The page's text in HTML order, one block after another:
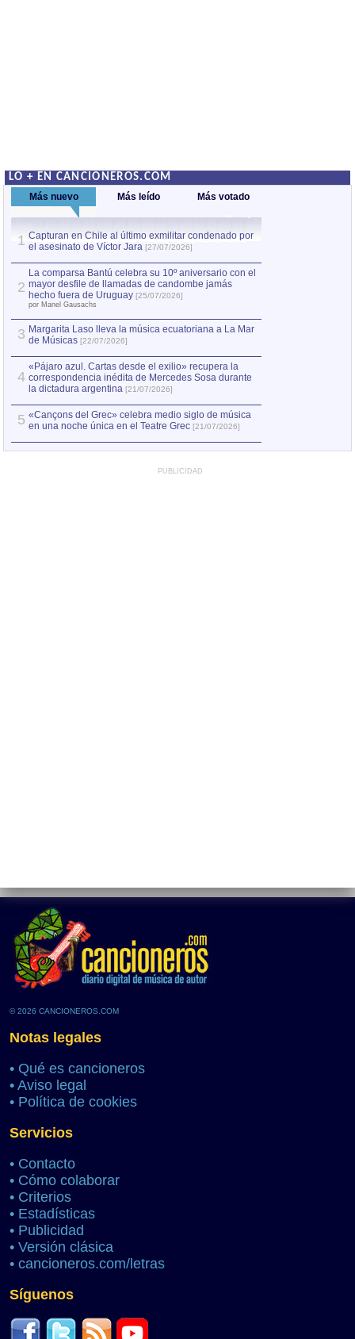
LO + EN CANCIONEROS.COM
Más nuevo Más leído Más votado
1 Capturan en Chile al último exmilitar condenado por
el asesinato de Víctor Jara [27/07/2026]
2
La comparsa Bantú celebra su 10º aniversario con el
mayor desfile de llamadas de candombe jamás
hecho fuera de Uruguay [25/07/2026]
por Manel Gausachs
3 Margarita Laso lleva la música ecuatoriana a La Mar
de Músicas [22/07/2026]
4
«Pájaro azul. Cartas desde el exilio» recupera la
correspondencia inédita de Mercedes Sosa durante
la dictadura argentina [21/07/2026]
5 «Cançons del Grec» celebra medio siglo de música
en una noche única en el Teatre Grec [21/07/2026]
PUBLICIDAD
© 2026 CANCIONEROS.COM
Notas legales
• Qué es cancioneros
• Aviso legal
• Política de cookies
Servicios
• Contacto
• Cómo colaborar
• Criterios
• Estadísticas
• Publicidad
• Versión clásica
• cancioneros.com/letras
Síguenos